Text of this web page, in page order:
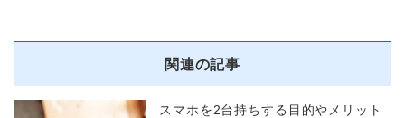
関連の記事
スマホを2台持ちする目的やメリット